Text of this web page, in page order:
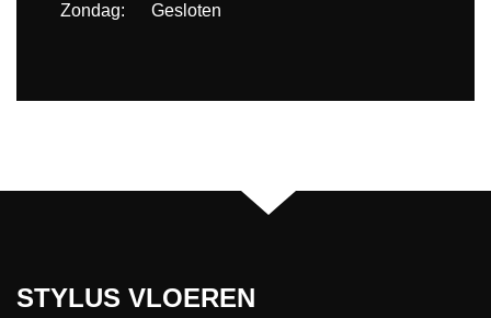
Zondag: Gesloten
STYLUS VLOEREN